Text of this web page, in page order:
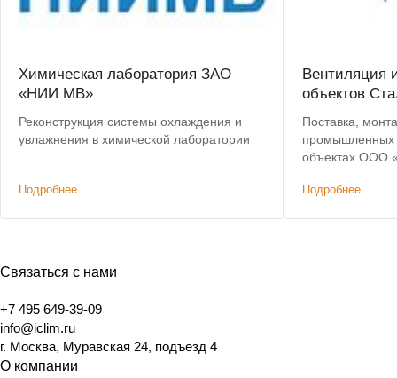
Химическая лаборатория ЗАО
«НИИ МВ»
Реконструкция системы охлаждения и
увлажнения в химической лаборатории
Подробнее
Вентиляция
объектов
Поставка,
промышленных
объектах ООО
Подробнее
Связаться с нами
+7 495 649-39-09
info@iclim.ru
г. Москва, Муравская 24, подъезд 4
О компании